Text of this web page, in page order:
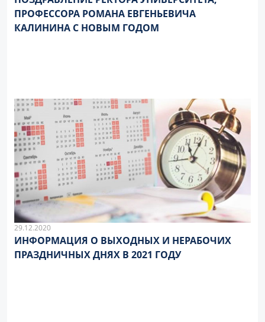
ПРОФЕССОРА РОМАНА ЕВГЕНЬЕВИЧА
КАЛИНИНА С НОВЫМ ГОДОМ
29.12.2020
ИНФОРМАЦИЯ О ВЫХОДНЫХ И НЕРАБОЧИХ
ПРАЗДНИЧНЫХ ДНЯХ В 2021 ГОДУ